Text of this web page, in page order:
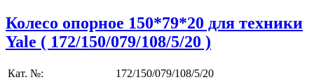
Колесо опорное 150*79*20 для техники
Yale ( 172/150/079/108/5/20 )
Кат. №:
172/150/079/108/5/20